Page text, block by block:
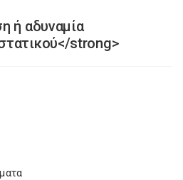
ή αδυναμία
strong>